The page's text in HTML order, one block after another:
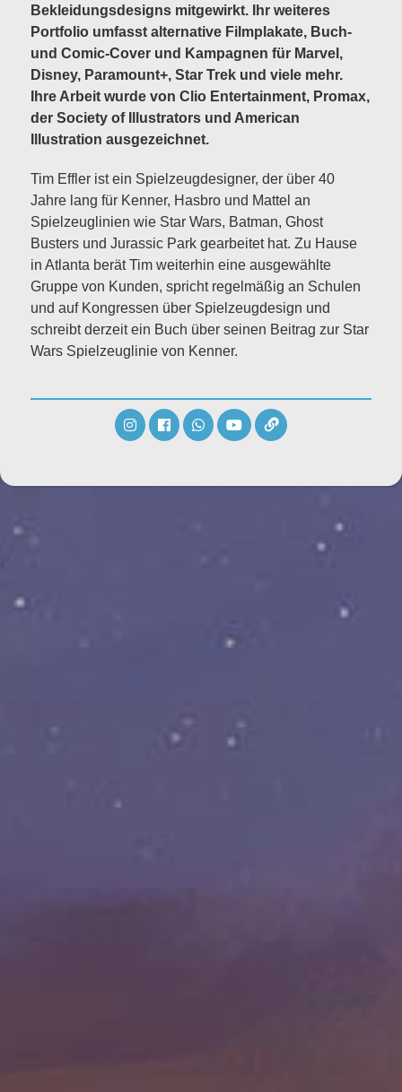
Bekleidungsdesigns mitgewirkt. Ihr weiteres
Portfolio umfasst alternative Filmplakate, Buch-
und Comic-Cover und Kampagnen für Marvel,
Disney, Paramount+, Star Trek und viele mehr.
Ihre Arbeit wurde von Clio Entertainment, Promax,
der Society of Illustrators und American
Illustration ausgezeichnet.
Tim Effler ist ein Spielzeugdesigner, der über 40
Jahre lang für Kenner, Hasbro und Mattel an
Spielzeuglinien wie Star Wars, Batman, Ghost
Busters und Jurassic Park gearbeitet hat. Zu Hause
in Atlanta berät Tim weiterhin eine ausgewählte
Gruppe von Kunden, spricht regelmäßig an Schulen
und auf Kongressen über Spielzeugdesign und
schreibt derzeit ein Buch über seinen Beitrag zur Star
Wars Spielzeuglinie von Kenner.